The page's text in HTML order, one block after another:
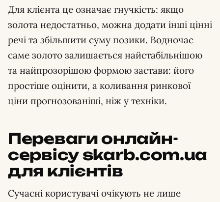
Для клієнта це означає гнучкість: якщо
золота недостатньо, можна додати інші цінні
речі та збільшити суму позики. Водночас
саме золото залишається найстабільнішою
та найпрозорішою формою застави: його
простіше оцінити, а коливання ринкової
ціни прогнозованіші, ніж у техніки.
Переваги онлайн-
сервісу skarb.com.ua
для клієнтів
Сучасні користувачі очікують не лише